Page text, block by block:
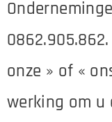
onze » of «
werking om u